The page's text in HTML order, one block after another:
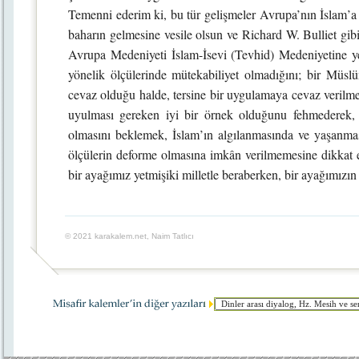
Temenni ederim ki, bu tür gelişmeler Avrupa’nın
baharın gelmesine vesile olsun ve Richard W. Bulliet
Avrupa Medeniyeti İslam-İsevi (Tevhid) Medeniyetine
yönelik ölçülerinde mütekabiliyet olmadığını; bir
cevaz olduğu halde, tersine bir uygulamaya cevaz
uyulması gereken iyi bir örnek olduğunu
olmasını beklemek, İslam’ın algılanmasında ve
ölçülerin deforme olmasına imkân verilmemesine
bir ayağımız yetmişiki milletle beraberken, bir
© 2021 karakalem.net, Naim Tatlıcı